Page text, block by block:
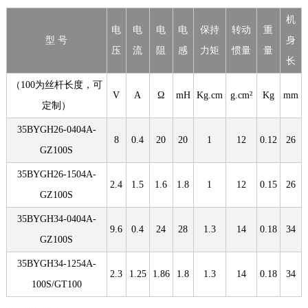
型 号
电
压
电
流
电
阻
电
感
保持
力矩
转动
惯量
重
量
机
身
长
（100为丝杆长度，可
定制）
V A Ω mH Kg.cm g.cm² Kg mm
35BYGH26-0404A-
GZ100S
8 0.4 20 20 1 12 0.12 26
35BYGH26-1504A-
GZ100S
2.4 1.5 1.6 1.8 1 12 0.15 26
35BYGH34-0404A-
GZ100S
9.6 0.4 24 28 1.3 14 0.18 34
35BYGH34-1254A-
100S/GT100
2.3 1.25 1.86 1.8 1.3 14 0.18 34